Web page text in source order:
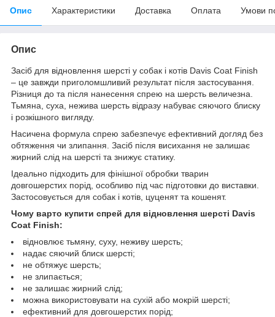
Опис Характеристики Доставка Оплата Умови
Опис
Засіб для відновлення шерсті у собак і котів Davis Coat Finish
– це завжди приголомшливий результат після застосування.
Різниця до та після нанесення спрею на шерсть величезна.
Тьмяна, суха, нежива шерсть відразу набуває сяючого блиску
і розкішного вигляду.
Насичена формула спрею забезпечує ефективний догляд без
обтяження чи злипання. Засіб після висихання не залишає
жирний слід на шерсті та знижує статику.
Ідеально підходить для фінішної обробки тварин
довгошерстих порід, особливо під час підготовки до виставки.
Застосовується для собак і котів, цуценят та кошенят.
Чому варто купити спрей для відновлення шерсті Davis
Coat Finish:
відновлює тьмяну, суху, неживу шерсть;
надає сяючий блиск шерсті;
не обтяжує шерсть;
не злипається;
не залишає жирний слід;
можна використовувати на сухій або мокрій шерсті;
ефективний для довгошерстих порід;